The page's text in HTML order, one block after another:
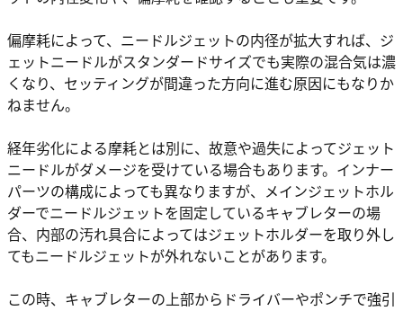
偏摩耗によって、ニードルジェットの内径が拡大すれば、ジ
ェットニードルがスタンダードサイズでも実際の混合気は濃
くなり、セッティングが間違った方向に進む原因にもなりか
ねません。
経年劣化による摩耗とは別に、故意や過失によってジェット
ニードルがダメージを受けている場合もあります。インナー
パーツの構成によっても異なりますが、メインジェットホル
ダーでニードルジェットを固定しているキャブレターの場
合、内部の汚れ具合によってはジェットホルダーを取り外し
てもニードルジェットが外れないことがあります。
この時、キャブレターの上部からドライバーやポンチで強引